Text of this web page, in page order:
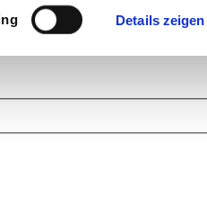
Details zeigen
weiter.